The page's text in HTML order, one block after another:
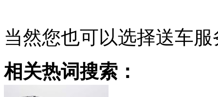
当然您也可以选择送车服
相关热词搜索：